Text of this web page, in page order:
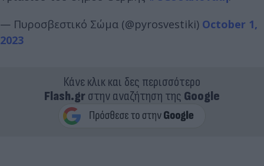
— Πυροσβεστικό Σώμα (@pyrosvestiki) October 1,
2023
Κάνε κλικ και δες περισσότερο
Flash.grστην αναζήτηση της Google